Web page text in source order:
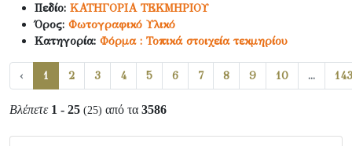
Πεδίο: ΚΑΤΗΓΟΡΙΑ ΤΕΚΜΗΡΙΟΥ
Όρος: Φωτογραφικό Υλικό
Κατηγορία: Φόρμα : Τοπικά στοιχεία τεκμηρίου
‹ 1 2 3 4 5 6 7 8 9 10 ... 143
Βλέπετε 1 - 25 (25) από τα 3586